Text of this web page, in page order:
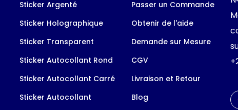
Sticker Argenté
Sticker Holographique
Sticker Transparent
Sticker Autocollant Rond
Sticker Autocollant Carré
Sticker Autocollant
Passer un Commande
Obtenir de l'aide
Demande sur Mesure
CGV
Livraison et Retour
Blog